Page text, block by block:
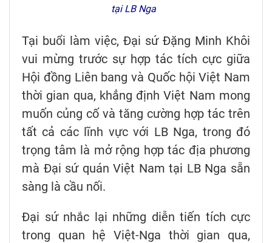
tại LB Nga
Tại buổi làm việc, Đại sứ Đặng Minh Khôi
vui mừng trước sự hợp tác tích cực giữa
Hội đồng Liên bang và Quốc hội Việt Nam
thời gian qua, khẳng định Việt Nam mong
muốn củng cố và tăng cường hợp tác trên
tất cả các lĩnh vực với LB Nga, trong đó
trọng tâm là mở rộng hợp tác địa phương
mà Đại sứ quán Việt Nam tại LB Nga sẵn
sàng là cầu nối.
Đại sứ nhắc lại những diễn tiến tích cực
trong quan hệ Việt-Nga thời gian qua,